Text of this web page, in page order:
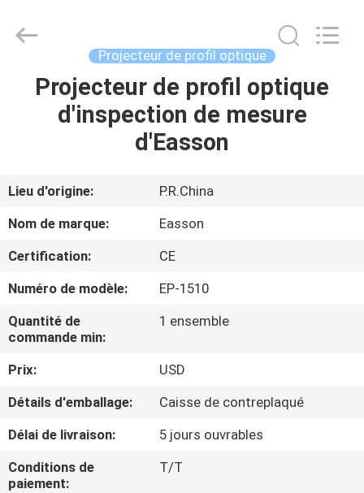
MAISON
À
PROPOS
DE
VISITE
L'USINE
CONTRÔLE
QUALITÉ
Technology
Projecteur de profil optique
Projecteur de profil optique
d'inspection de mesure
d'Easson
Lieu d'origine:
P.R.China
Nom de marque:
Easson
Certification:
CE
Numéro de modèle:
EP-1510
Quantité de
commande min:
1 ensemble
Prix:
USD
Détails d'emballage:
Caisse de contreplaqué
Délai de livraison:
5 jours ouvrables
Conditions de
paiement:
T/T